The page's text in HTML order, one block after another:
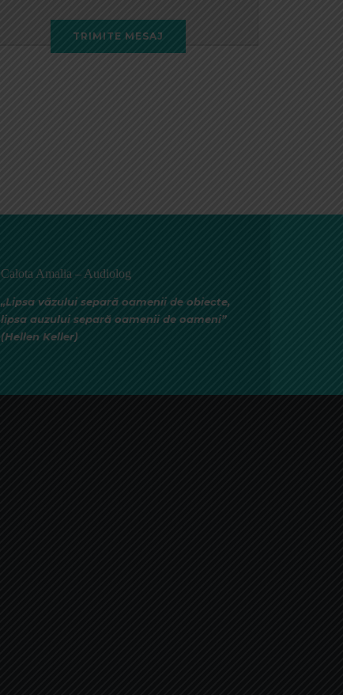
TRIMITE MESAJ
Calota Amalia – Audiolog
„Lipsa văzului separă oamenii de obiecte,
lipsa auzului separă oamenii de oameni”
(Hellen Keller)